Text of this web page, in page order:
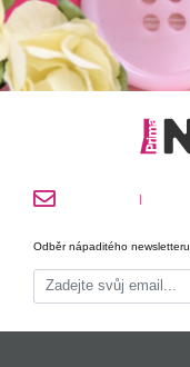
|
Odběr nápaditého newsletteru